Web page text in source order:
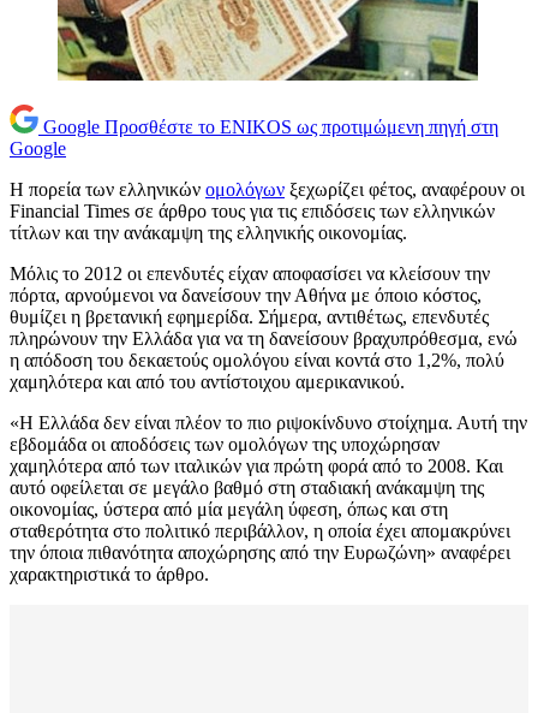
Google Προσθέστε το ENIKOS ως προτιμώμενη πηγή στη
Google
Η πορεία των ελληνικών ομολόγων ξεχωρίζει φέτος, αναφέρουν οι
Financial Times σε άρθρο τους για τις επιδόσεις των ελληνικών
τίτλων και την ανάκαμψη της ελληνικής οικονομίας.
Μόλις το 2012 οι επενδυτές είχαν αποφασίσει να κλείσουν την
πόρτα, αρνούμενοι να δανείσουν την Αθήνα με όποιο κόστος,
θυμίζει η βρετανική εφημερίδα. Σήμερα, αντιθέτως, επενδυτές
πληρώνουν την Ελλάδα για να τη δανείσουν βραχυπρόθεσμα, ενώ
η απόδοση του δεκαετούς ομολόγου είναι κοντά στο 1,2%, πολύ
χαμηλότερα και από του αντίστοιχου αμερικανικού.
«Η Ελλάδα δεν είναι πλέον το πιο ριψοκίνδυνο στοίχημα. Αυτή την
εβδομάδα οι αποδόσεις των ομολόγων της υποχώρησαν
χαμηλότερα από των ιταλικών για πρώτη φορά από το 2008. Και
αυτό οφείλεται σε μεγάλο βαθμό στη σταδιακή ανάκαμψη της
οικονομίας, ύστερα από μία μεγάλη ύφεση, όπως και στη
σταθερότητα στο πολιτικό περιβάλλον, η οποία έχει απομακρύνει
την όποια πιθανότητα αποχώρησης από την Ευρωζώνη» αναφέρει
χαρακτηριστικά το άρθρο.